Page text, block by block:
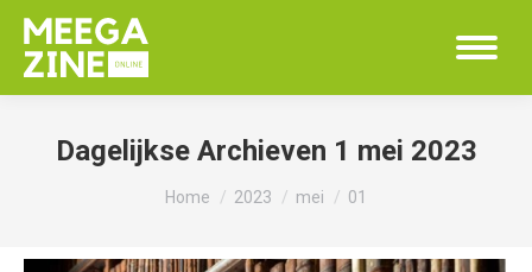
Dagelijkse Archieven 1 mei 2023
Je bent hier:
Home 2023 mei 01